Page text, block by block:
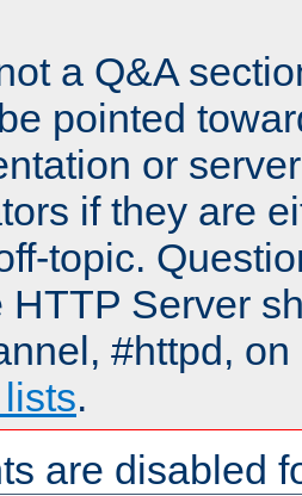
a Q&A
pointed
or
if they are
topic.
HTTP Server
#httpd,
.
are disabled